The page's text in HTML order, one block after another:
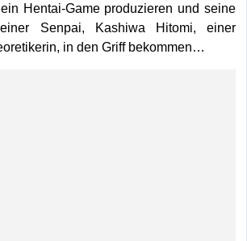
Hentai-Game produzieren und seine
Senpai, Kashiwa Hitomi, einer
in den Griff bekommen…